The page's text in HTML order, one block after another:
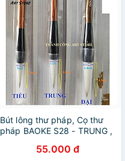
Bút lông thư pháp, Cọ thư
pháp BAOKE S28 - TRUNG ,
55.000 đ